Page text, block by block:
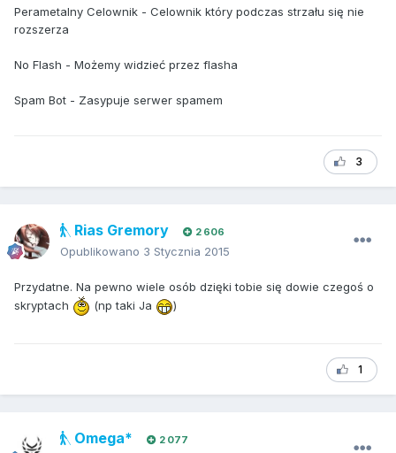
Perametalny Celownik - Celownik który podczas strzału się nie
rozszerza
No Flash - Możemy widzieć przez flasha
Spam Bot - Zasypuje serwer spamem
3
Rias Gremory 2 606
Opublikowano 3 Stycznia 2015
Przydatne. Na pewno wiele osób dzięki tobie się dowie czegoś o
skryptach
(np taki Ja )
1
Omega* 2 077